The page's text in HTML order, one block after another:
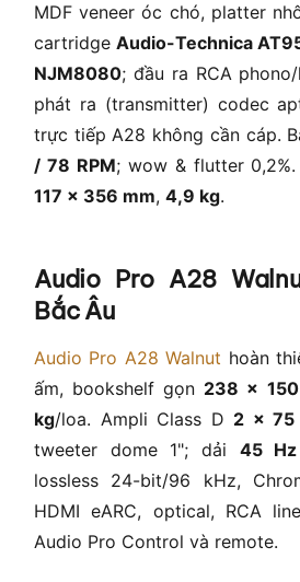
MDF veneer óc chó, platter
cartridge Audio-Technica
NJM8080; đầu ra RCA phono/
phát ra (transmitter) codec
trực tiếp A28 không cần cáp.
/ 78 RPM; wow & flutter
117 × 356 mm, 4,9 kg.
Audio Pro A28
Bắc Âu
Audio Pro A28 Walnut hoàn
ấm, bookshelf gọn 238 ×
kg/loa. Ampli Class D 2 × 75
tweeter dome 1"; dải 45
lossless 24-bit/96 kHz,
HDMI eARC, optical, RCA
Audio Pro Control và remote.